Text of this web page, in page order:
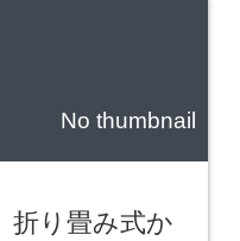
No thumbnail
り畳み式か